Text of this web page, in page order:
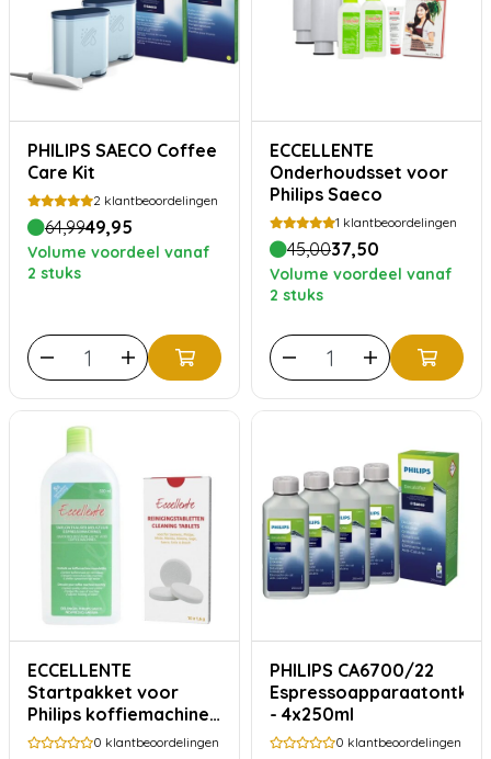
PHILIPS SAECO Coffee
Care Kit
2 klantbeoordelingen
64,9949,95
Volume voordeel vanaf
2 stuks
ECCELLENTE
Onderhoudsset voor
Philips Saeco
1 klantbeoordelingen
45,0037,50
Volume voordeel vanaf
2 stuks
ECCELLENTE
Startpakket voor
Philips koffiemachine
– ontkalker 500ml
0 klantbeoordelingen
PHILIPS CA6700/22
- 4x250ml
0 klantbeoordelingen